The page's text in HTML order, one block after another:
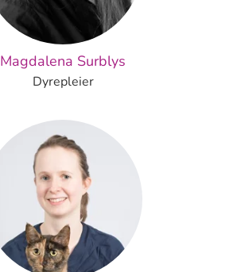
Magdalena Surblys
Dyrepleier